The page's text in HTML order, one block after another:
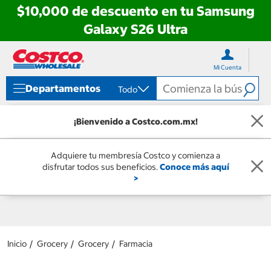
$10,000 de descuento en tu Samsung
Galaxy S26 Ultra
directo
contenido
directo
menú
navegación
Mi Cuenta
Departamentos Todo
¡Bienvenido a Costco.com.mx!
Adquiere tu membresía Costco y comienza a
disfrutar todos sus beneficios.Conoce más aquí
>
Inicio Grocery Grocery Farmacia